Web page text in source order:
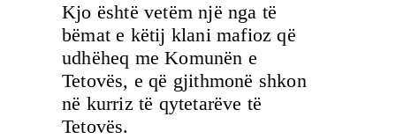
Kjo është vetëm një nga të
bëmat e këtij klani mafioz që
udhëheq me Komunën e
Tetovës, e që gjithmonë shkon
në kurriz të qytetarëve të
Tetovës.